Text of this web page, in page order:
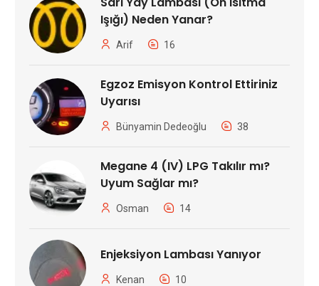
Işığı) Neden Yanar?
Arif 16
Egzoz Emisyon Kontrol Ettiriniz
Uyarısı
Bünyamin Dedeoğlu 38
Megane 4 (IV) LPG Takılır mı?
Uyum Sağlar mı?
Osman 14
Enjeksiyon Lambası Yanıyor
Kenan 10